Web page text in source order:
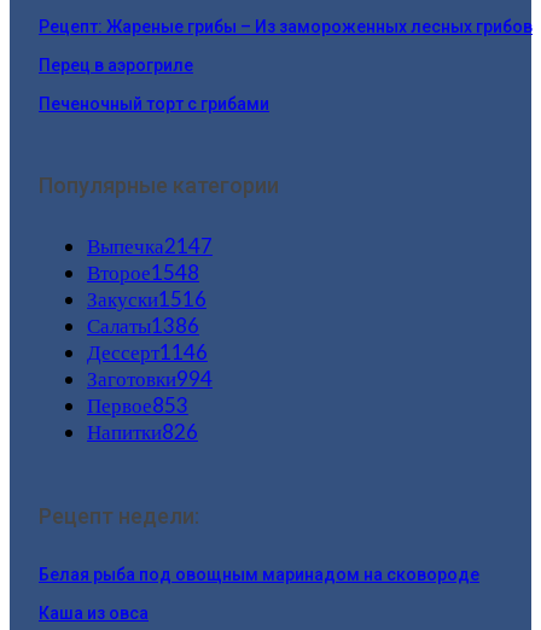
Рецепт: Жареные грибы – Из замороженных лесных грибов
Перец в аэрогриле
Печеночный торт с грибами
Популярные категории
Выпечка2147
Второе1548
Закуски1516
Салаты1386
Дессерт1146
Заготовки994
Первое853
Напитки826
Рецепт недели:
Белая рыба под овощным маринадом на сковороде
Каша из овса